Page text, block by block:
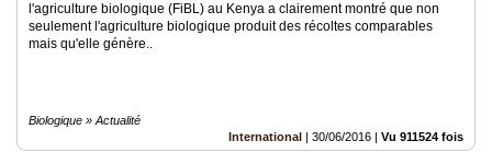
l'agriculture biologique (FiBL) au Kenya a clairement montré que non
seulement l'agriculture biologique produit des récoltes comparables
mais qu'elle génère..
Biologique » Actualité
International | 30/06/2016 | Vu 911524 fois